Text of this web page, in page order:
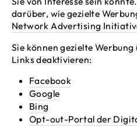
darüber, wie gezielte
Network Advertising
Sie können gezielte
Links deaktivieren:
Facebook
Google
Bing
Opt-out-Portal der